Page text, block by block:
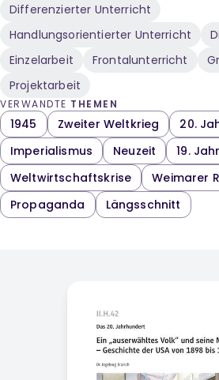
Differenzierter Unterricht
Handlungsorientierter Unterricht
Einzelarbeit
Frontalunterricht
Projektarbeit
VERWANDTE THEMEN
1945 Zweiter Weltkrieg
20.
Imperialismus
Neuzeit
19.
Weltwirtschaftskrise
Weimarer
Propaganda
Längsschnitt